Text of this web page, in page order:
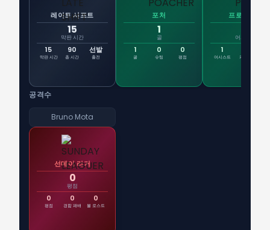
레이트 시프트
15
막판 시간
15
막판 시간
90
총 시간
선발
출전
포처
1
골
1
골
0
슈팅
0
평점
프로바이더
어시스트
1
어시스트 키패스
공격수
Bruno Mota
선데이 리거
0
평점
0
평점
0
경합 패배
0
볼 로스트